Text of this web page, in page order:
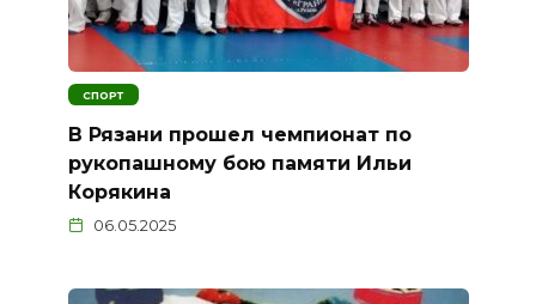
СПОРТ
В Рязани прошел чемпионат по
рукопашному бою памяти Ильи
Корякина
06.05.2025